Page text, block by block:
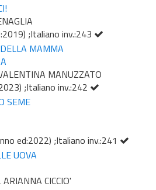
;Italiano inv.:243
MANUZZATO
;Italiano inv.:242
ed:2022) ;Italiano inv.:241
CICCIO'